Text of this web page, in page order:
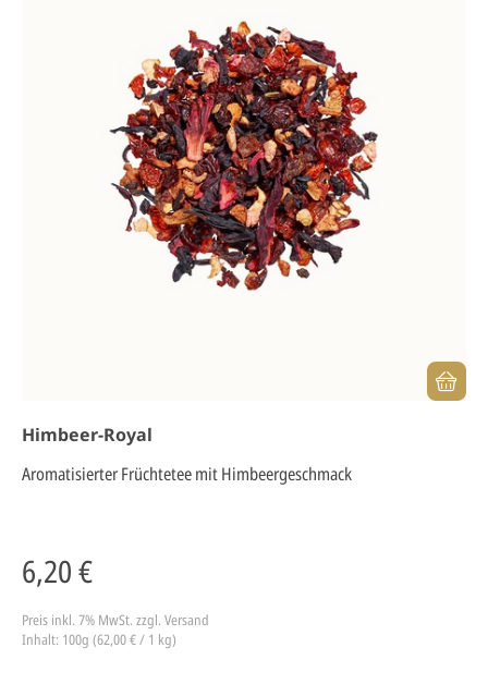
Himbeer-Royal
Aromatisierter Früchtetee mit Himbeergeschmack
6,20 €
Preis inkl. 7% MwSt. zzgl. Versand
Inhalt: 100g (62,00 € / 1 kg)